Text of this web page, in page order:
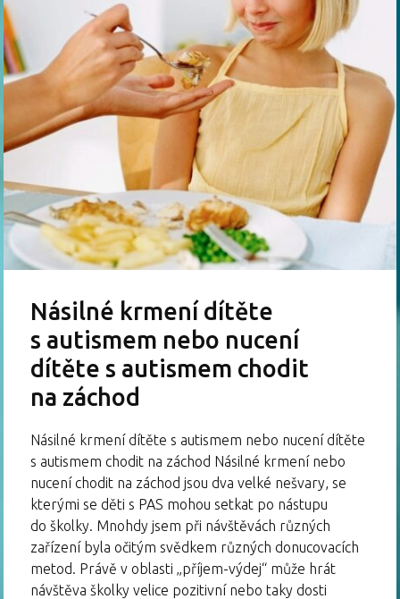
Násilné krmení dítěte
s autismem nebo nucení
dítěte s autismem chodit
na záchod
Násilné krmení dítěte s autismem nebo nucení dítěte
s autismem chodit na záchod Násilné krmení nebo
nucení chodit na záchod jsou dva velké nešvary, se
kterými se děti s PAS mohou setkat po nástupu
do školky. Mnohdy jsem při návštěvách různých
zařízení byla očitým svědkem různých donucovacích
metod. Právě v oblasti „příjem-výdej“ může hrát
návštěva školky velice pozitivní nebo taky dosti